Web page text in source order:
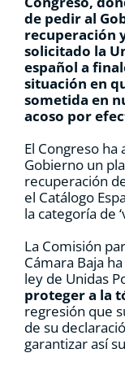
CARRITO
de pedir al
recuperación
solicitado la
español a
situación en
sometida en
acoso por
El Congreso
Gobierno un
recuperación
el Catálogo
la categoría de
La Comisión
Cámara Baja
ley de Unidas
proteger a la
regresión que
de su
garantizar así